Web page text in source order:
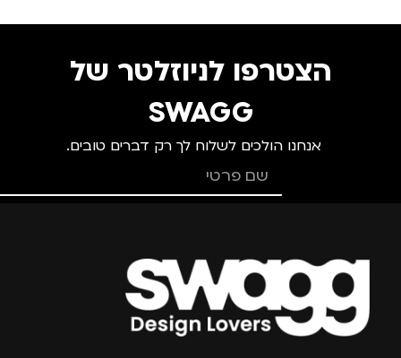
הצטרפו לניוזלטר של
SWAGG
אנחנו הולכים לשלוח לך רק דברים טובים.
צרפו אותי למועדון